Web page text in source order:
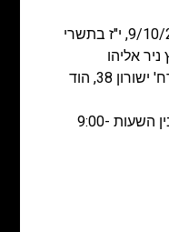
יושבים שבעה בבית המשפחה ברח' ישורון 38, הוד
מיום ד' 15/10 ועד יום ב' 20/10 בין השעות 9:00-